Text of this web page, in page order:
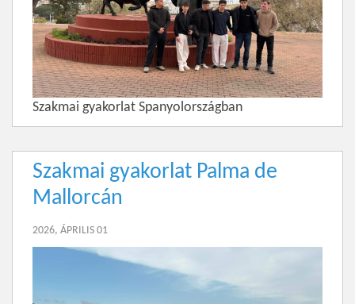
Szakmai gyakorlat Spanyolországban
Szakmai gyakorlat Palma de
Mallorcán
2026, ÁPRILIS 01